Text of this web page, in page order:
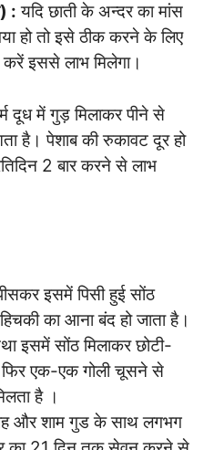
: यदि छाती के अन्दर का मांस
हो तो इसे ठीक करने के लिए
इससे लाभ मिलेगा।
दूध में गुड़ मिलाकर पीने से
है। पेशाब की रुकावट दूर हो
2 बार करने से लाभ
इसमें पिसी हुई सोंठ
का आना बंद हो जाता है।
इसमें सोंठ मिलाकर छोटी-
फिर एक-एक गोली चूसने से
है ।
और शाम गुड के साथ लगभग